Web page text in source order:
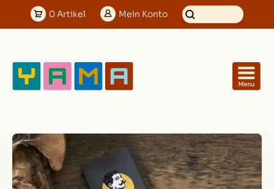
0Artikel Mein Konto